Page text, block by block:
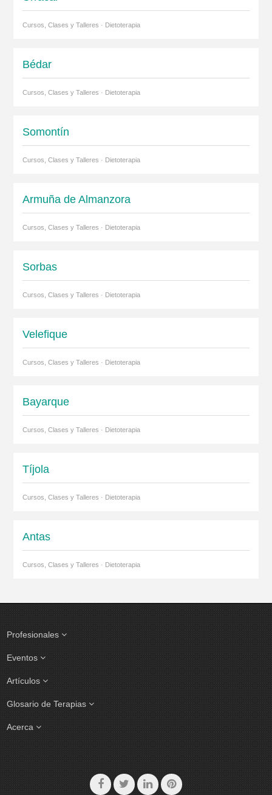
Cursos, Clases y Talleres · Dietoterapia
Bédar
Cursos, Clases y Talleres · Dietoterapia
Somontín
Cursos, Clases y Talleres · Dietoterapia
Armuña de Almanzora
Cursos, Clases y Talleres · Dietoterapia
Sorbas
Cursos, Clases y Talleres · Dietoterapia
Velefique
Cursos, Clases y Talleres · Dietoterapia
Bayarque
Cursos, Clases y Talleres · Dietoterapia
Tíjola
Cursos, Clases y Talleres · Dietoterapia
Antas
Cursos, Clases y Talleres · Dietoterapia
Profesionales
Eventos
Artículos
Glosario de Terapias
Acerca